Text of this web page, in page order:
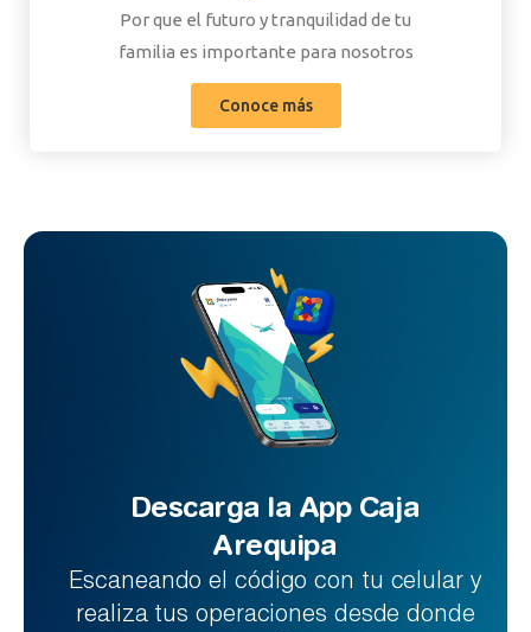
Por que el futuro y tranquilidad de tu
familia es importante para nosotros
Conoce más
Descarga la App Caja
Arequipa
Escaneando el código con tu celular y
realiza tus operaciones desde donde